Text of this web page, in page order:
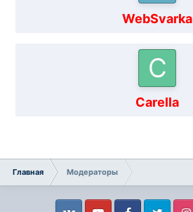
WebSvarka
Carella
Главная Модераторы